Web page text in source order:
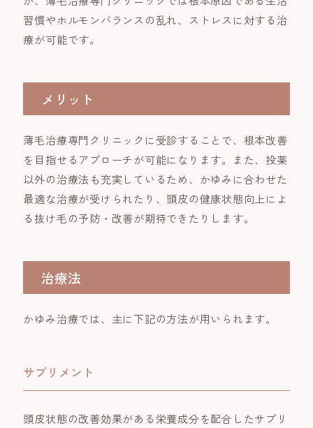
習慣やホルモンバランスの乱れ、ストレスに対する治
療が可能です。
メリット
薄毛治療専門クリニックに受診することで、根本改善
を目指せるアプローチが可能になります。また、投薬
以外の治療法も充実しているため、かゆみに合わせた
最適な治療が受けられたり、頭皮の健康状態向上によ
る抜け毛の予防・改善が期待できたりします。
治療法
かゆみ治療では、主に下記の方法が用いられます。
サプリメント
頭皮状態の改善効果がある栄養成分を配合したサプリ